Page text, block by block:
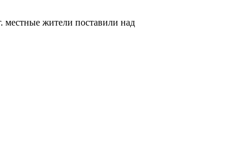
местные жители поставили над